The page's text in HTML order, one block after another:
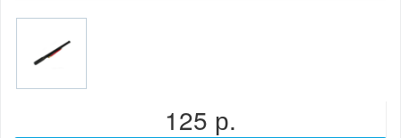
125 р.